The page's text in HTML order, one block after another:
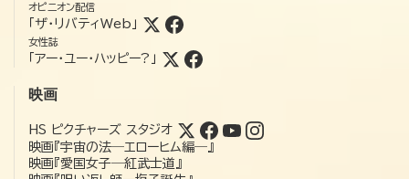
オピニオン配信
「ザ・リバティWeb」
女性誌
「アー・ユー・ハッピー?」
映画
HS ピクチャーズ スタジオ
映画『宇宙の法―エローヒム編―』
映画『愛国女子―紅武士道』